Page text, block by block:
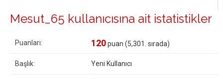
Mesut_65 kullanıcısına ait istatistikler
Puanları: 120puan (5,301 . sırada)
Başlık: Yeni Kullanıcı